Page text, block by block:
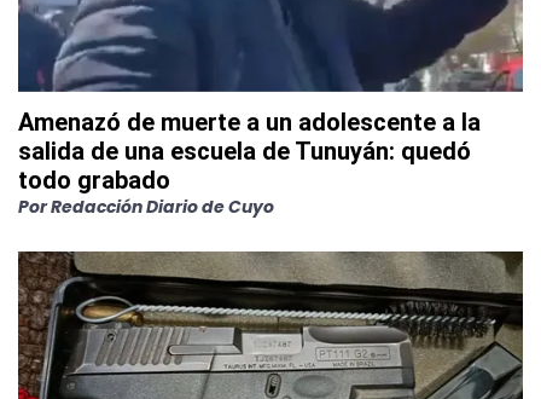
Amenazó de muerte a un adolescente a la
salida de una escuela de Tunuyán: quedó
todo grabado
PorRedacción Diario de Cuyo